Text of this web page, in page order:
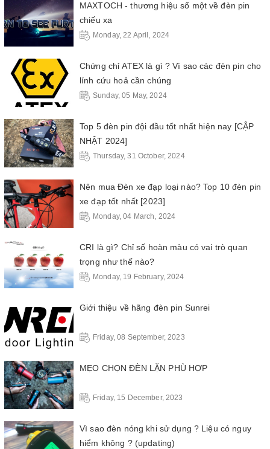
MAXTOCH - thương hiệu số một về đèn pin
chiếu xa
Monday, 22 April, 2024
Chứng chỉ ATEX là gì ? Vì sao các đèn pin cho
lính cứu hoả cần chúng
Sunday, 05 May, 2024
Top 5 đèn pin đội đầu tốt nhất hiện nay [CẬP
NHẬT 2024]
Thursday, 31 October, 2024
Nên mua Đèn xe đạp loại nào? Top 10 đèn pin
xe đạp tốt nhất [2023]
Monday, 04 March, 2024
CRI là gì? Chỉ số hoàn màu có vai trò quan
trọng như thế nào?
Monday, 19 February, 2024
Giới thiệu về hãng đèn pin Sunrei
Friday, 08 September, 2023
MẸO CHỌN ĐÈN LẶN PHÙ HỢP
Friday, 15 December, 2023
Vì sao đèn nóng khi sử dụng ? Liệu có nguy
hiểm không ? (updating)